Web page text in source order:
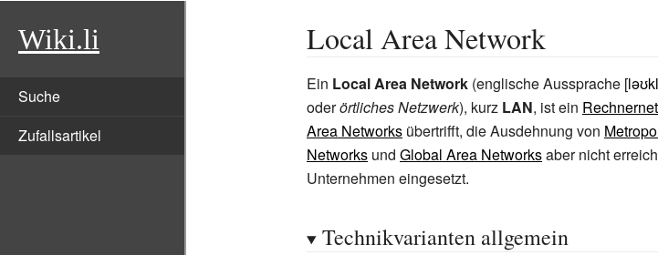
Wiki.li
Suche
Zufallsartikel
Local Area Network
Ein Local Area Network (englische Aussprache [
oderörtliches Netzwerk), kurz LAN, ist ein
Area Networks übertrifft, die Ausdehnung von
Networks und Global Area Networksaber nicht
Unternehmen eingesetzt.
Technikvarianten allgemein